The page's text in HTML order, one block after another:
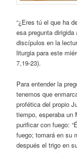
“¿Eres tú el que ha
esa pregunta
discípulos en la
liturgia para este
7,19-23).
Para entender la
tenemos que
profética del propio
tiempo, esperaba un
purificar con fuego:
fuego; tomará en su
después el trigo en